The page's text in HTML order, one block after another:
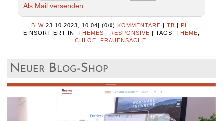
Als Mail versenden
BLW 23.10.2023, 10.04| (0/0) KOMMENTARE | TB | PL
|
EINSORTIERT IN: THEMES - RESPONSIVE | TAGS: THEME
CHLOE
FRAUENSACHE
Neuer Blog-Shop